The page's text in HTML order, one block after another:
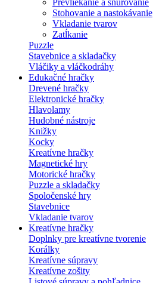
Prevliekanie a šnurovanie
Stohovanie a nastokávanie
Vkladanie tvarov
Zatĺkanie
Puzzle
Stavebnice a skladačky
Vláčiky a vláčkodráhy
Edukačné hračky
Drevené hračky
Elektronické hračky
Hlavolamy
Hudobné nástroje
Knižky
Kocky
Kreatívne hračky
Magnetické hry
Motorické hračky
Puzzle a skladačky
Spoločenské hry
Stavebnice
Vkladanie tvarov
Kreatívne hračky
Doplnky pre kreatívne tvorenie
Korálky
Kreatívne súpravy
Kreatívne zošity